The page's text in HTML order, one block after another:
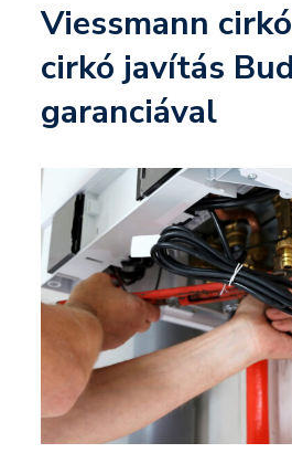
Viessmann
cirkó javítás
garanciával